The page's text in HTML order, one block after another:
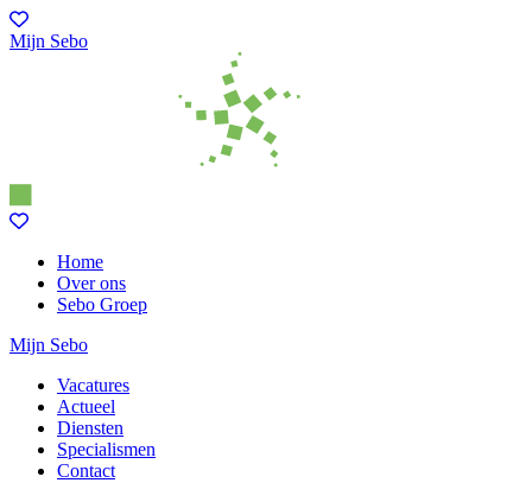
Mijn Sebo
Home
Over ons
Sebo Groep
Mijn Sebo
Vacatures
Actueel
Diensten
Specialismen
Contact